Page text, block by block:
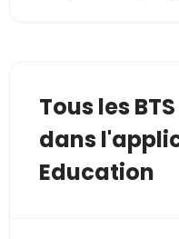
Tous les
dans
Education